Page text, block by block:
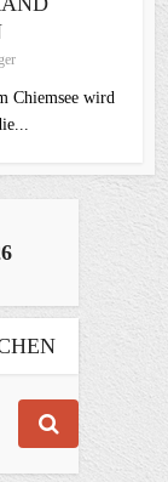
Chiemsee wird